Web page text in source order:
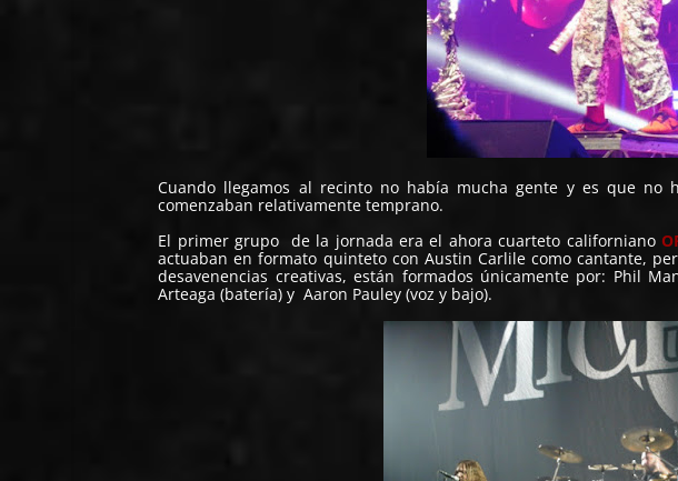
Cuando llegamos al recinto no había mucha gente y es que no
comenzaban relativamente temprano.
El primer grupo de la jornada era el ahora cuarteto californiano
actuaban en formato quinteto con Austin Carlile como cantante,
desavenencias creativas, están formados únicamente por: Phil
Arteaga (batería) y Aaron Pauley (voz y bajo).